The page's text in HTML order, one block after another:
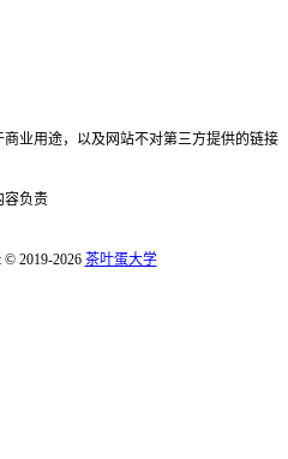
业用途，以及网站不对第三方提供的链接
容负责
© 2019-2026 茶叶蛋大学